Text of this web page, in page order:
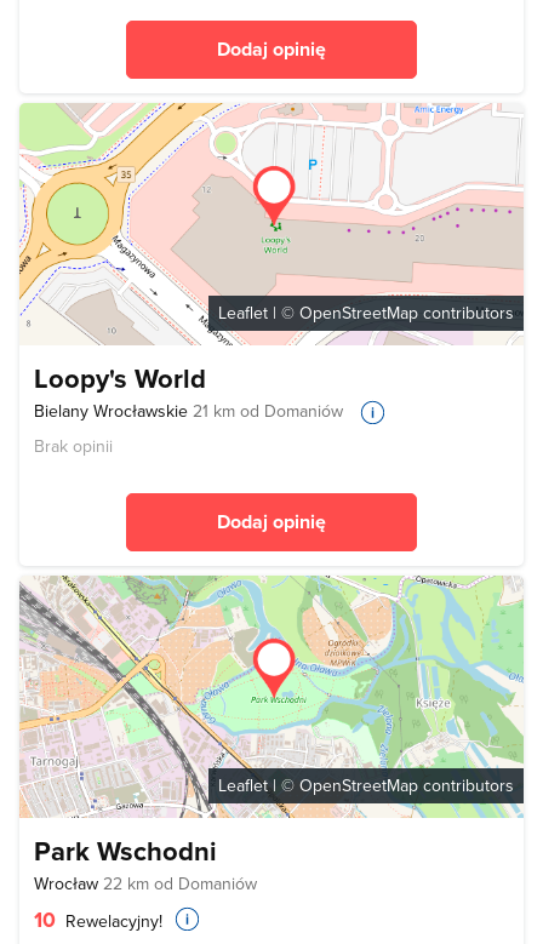
Dodaj opinię
Leaflet | © OpenStreetMap contributors
Loopy's World
Bielany Wrocławskie 21 km od Domaniów
Brak opinii
Dodaj opinię
Leaflet| © OpenStreetMap contributors
Park Wschodni
Wrocław 22 km od Domaniów
10 Rewelacyjny!